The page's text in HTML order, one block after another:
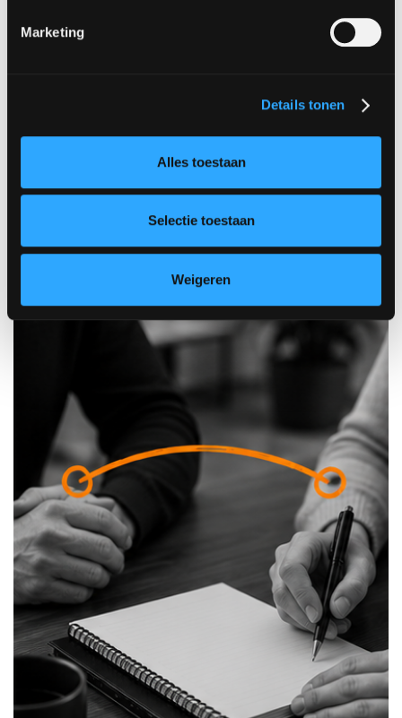
Marketing
Details tonen
Alles toestaan
Selectie toestaan
Weigeren
Wie wil groeien moet opvallen!
Lees verder